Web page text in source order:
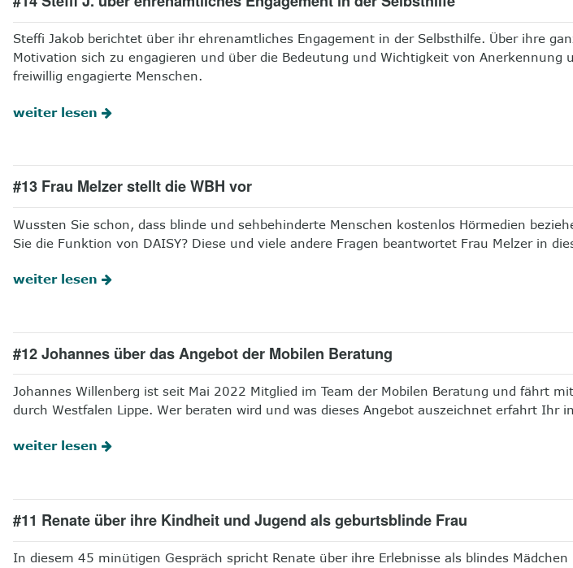
Steffi Jakob berichtet über ihr ehrenamtliches Engagement in der Selbsthilfe. Über ihre
Motivation sich zu engagieren und über die Bedeutung und Wichtigkeit von Anerkennung
freiwillig engagierte Menschen.
weiter lesen
#13 Frau Melzer stellt die WBH vor
Wussten Sie schon, dass blinde und sehbehinderte Menschen kostenlos Hörmedien
Sie die Funktion von DAISY? Diese und viele andere Fragen beantwortet Frau Melzer in
weiter lesen
#12 Johannes über das Angebot der Mobilen Beratung
Johannes Willenberg ist seit Mai 2022 Mitglied im Team der Mobilen Beratung und fährt
durch Westfalen Lippe. Wer beraten wird und was dieses Angebot auszeichnet erfahrt Ihr
weiter lesen
#11 Renate über ihre Kindheit und Jugend als geburtsblinde Frau
In diesem 45 minütigen Gespräch spricht Renate über ihre Erlebnisse als blindes